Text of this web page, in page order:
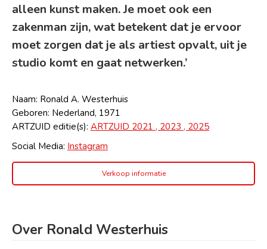
alleen kunst maken. Je moet ook een
zakenman zijn, wat betekent dat je ervoor
moet zorgen dat je als artiest opvalt, uit je
studio komt en gaat netwerken.’
Naam: Ronald A. Westerhuis
Geboren: Nederland, 1971
ARTZUID editie(s): ARTZUID 2021 , 2023 , 2025
Social Media: Instagram
Verkoop informatie
Over Ronald Westerhuis